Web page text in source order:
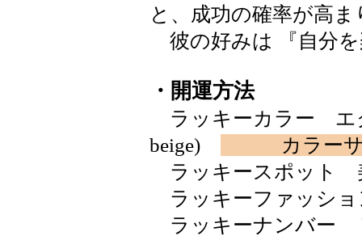
と、成功の確率が高
彼の好みは 『自分
・開運方法
ラッキーカラー エ
beige)
カラー
ラッキースポット
ラッキーファッシ
ラッキーナンバー